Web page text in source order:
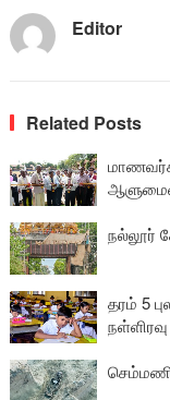
Editor
Related Posts
நல்லூர்
தரம் 5